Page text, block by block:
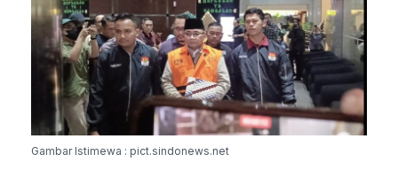
Gambar Istimewa : pict.sindonews.net